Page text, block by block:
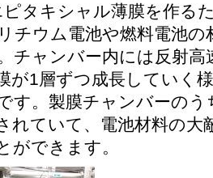
タキシャル薄膜を作る
チウム電池や燃料電池
チャンバー内には反射高
が1層ずつ成長していく
す。製膜チャンバーの
れていて、電池材料の大
ができます。